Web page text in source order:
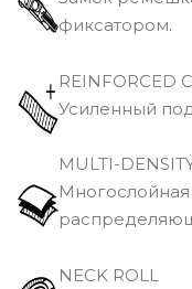
фиксатором.
REINFORCED
Усиленный
MULTI-
NECK ROLL